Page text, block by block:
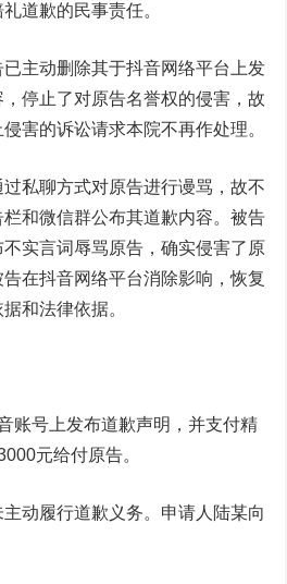
道歉的民事责任。
动删除其于抖音网络平台上发
停止了对原告名誉权的侵害，故
害的诉讼请求本院不再作处理。
聊方式对原告进行谩骂，故不
和微信群公布其道歉内容。被告
实言词辱骂原告，确实侵害了原
在抖音网络平台消除影响，恢复
和法律依据。
账号上发布道歉声明，并支付精
元给付原告。
履行道歉义务。申请人陆某向